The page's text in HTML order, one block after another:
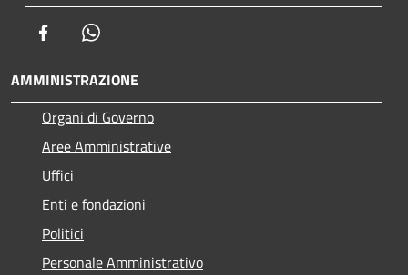
Facebook
AMMINISTRAZIONE
Organi di Governo
Aree Amministrative
Uffici
Enti e fondazioni
Politici
Personale Amministrativo